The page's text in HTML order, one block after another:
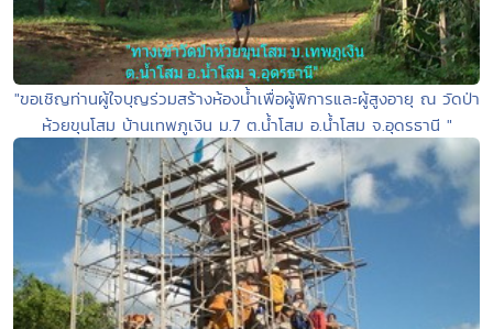
"ขอเชิญท่านผู้ใจบุญร่วมสร้างห้องน้ำเพื่อผู้พิการและผู้สูงอายุ ณ วัดป่า
ห้วยขุนโสม บ้านเทพภูเงิน ม.7 ต.น้ำโสม อ.น้ำโสม จ.อุดรธานี "